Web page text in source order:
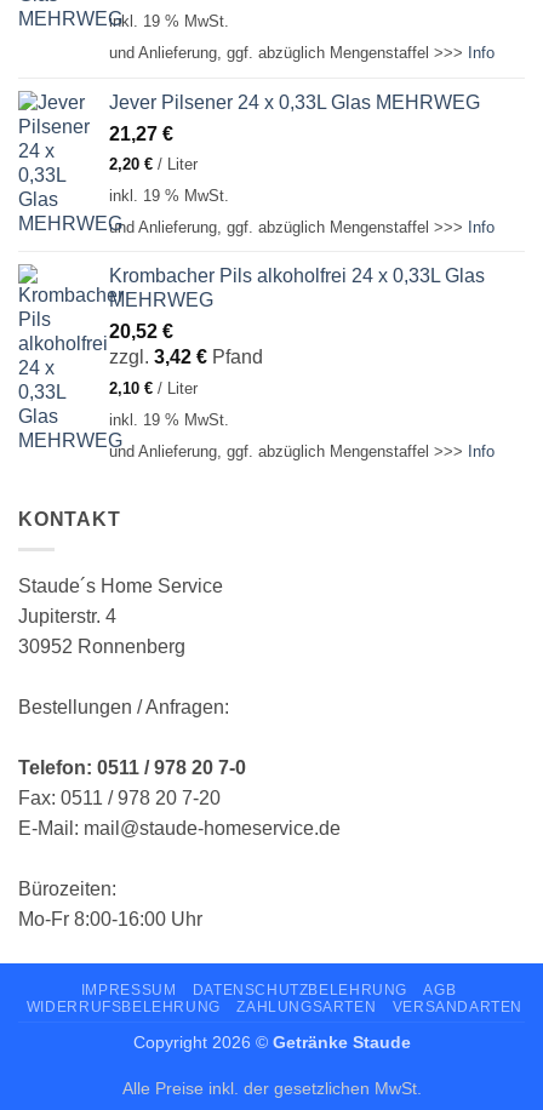
inkl. 19 % MwSt.
und Anlieferung, ggf. abzüglich Mengenstaffel >>> Info
Jever Pilsener 24 x 0,33L Glas MEHRWEG
21,27 €
2,20 € /
Liter
inkl. 19 % MwSt.
und Anlieferung, ggf. abzüglich Mengenstaffel >>> Info
Krombacher Pils alkoholfrei 24 x 0,33L Glas
MEHRWEG
20,52 €
zzgl. 3,42 € Pfand
2,10 € / Liter
inkl. 19 % MwSt.
und Anlieferung, ggf. abzüglich Mengenstaffel >>> Info
KONTAKT
Staude´s Home Service
Jupiterstr. 4
30952 Ronnenberg
Bestellungen / Anfragen:
Telefon: 0511 / 978 20 7-0
Fax: 0511 / 978 20 7-20
E-Mail: mail@staude-homeservice.de
Bürozeiten:
Mo-Fr 8:00-16:00 Uhr
IMPRESSUM DATENSCHUTZBELEHRUNG
AGB
WIDERRUFSBELEHRUNG
ZAHLUNGSARTEN VERSANDARTEN
Copyright 2026 © Getränke Staude
Alle Preise inkl. der gesetzlichen MwSt.